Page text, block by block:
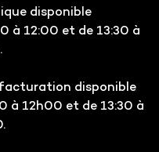
disponible
à 12:00 et de 13:30 à
disponible
à 12h00 et de 13:30 à